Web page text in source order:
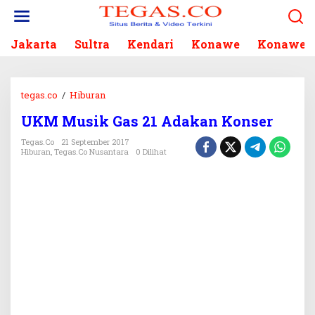
Jakarta Sultra Kendari Konawe Konawe
tegas.co / Hiburan
M
M
u
UKM Musik Gas 21 Adakan Konser
Tegas.co
21 September 2017
Hiburan, Tegas.co Nusantara 0 Dilihat